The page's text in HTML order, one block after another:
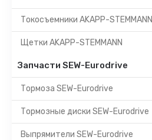
Токосъемники AKAPP-STEMMANN
Щетки AKAPP-STEMMANN
Запчасти SEW-Eurodrive
Тормоза SEW-Eurodrive
Тормозные диски SEW-Eurodrive
Выпрямители SEW-Eurodrive